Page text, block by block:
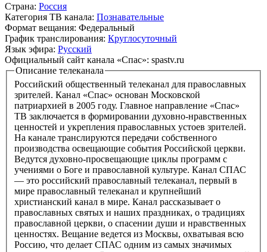
Страна: Россия
Категория ТВ канала: Познавательные
Формат вещания: Федеральный
График транслирования: Круглосуточный
Язык эфира: Русский
Официальный сайт канала «Спас»: spastv.ru
Описание телеканала
Российский общественный телеканал для православных
зрителей. Канал «Спас» основан Московской
патриархией в 2005 году. Главное направление «Спас»
ТВ заключается в формировании духовно-нравственных
ценностей и укрепления православных устоев зрителей.
На канале транслируются передачи собственного
производства освещающие события Российской церкви.
Ведутся духовно-просвещающие циклы программ с
учениями о Боге и православной культуре. Канал СПАС
— это российский православный телеканал, первый в
мире православный телеканал и крупнейший
христианский канал в мире. Канал рассказывает о
православных святых и наших праздниках, о традициях
православной церкви, о спасении души и нравственных
ценностях. Вещание ведется из Москвы, охватывая всю
Россию, что делает СПАС одним из самых значимых